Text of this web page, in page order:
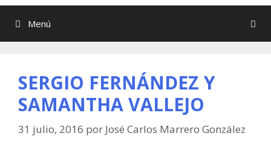
Menú
SERGIO FERNÁNDEZ Y
SAMANTHA VALLEJO
31 julio, 2016 por José Carlos Marrero González